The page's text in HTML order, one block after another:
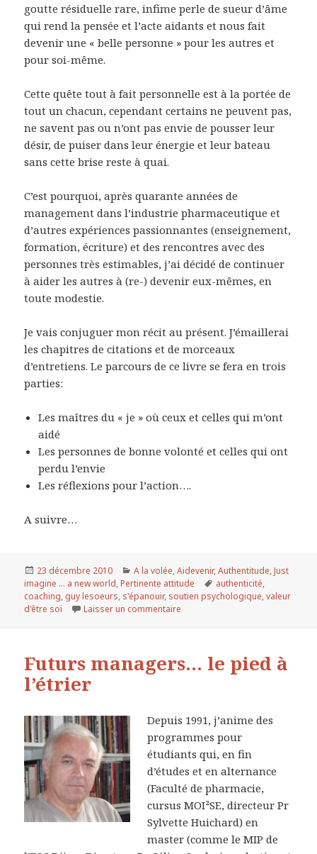
goutte résiduelle rare, infime perle de sueur d’âme
qui rend la pensée et l’acte aidants et nous fait
devenir une « belle personne » pour les autres et
pour soi-même.
Cette quête tout à fait personnelle est à la portée de
tout un chacun, cependant certains ne peuvent pas,
ne savent pas ou n’ont pas envie de pousser leur
désir, de puiser dans leur énergie et leur bateau
sans cette brise reste à quai.
C’est pourquoi, après quarante années de
management dans l’industrie pharmaceutique et
d’autres expériences passionnantes (enseignement,
formation, écriture) et des rencontres avec des
personnes très estimables, j’ai décidé de continuer
à aider les autres à (re-) devenir eux-mêmes, en
toute modestie.
Je vais conjuguer mon récit au présent. J’émaillerai
les chapitres de citations et de morceaux
d’entretiens. Le parcours de ce livre se fera en trois
parties:
Les maîtres du « je » où ceux et celles qui m’ont
aidé
Les personnes de bonne volonté et celles qui ont
perdu l’envie
Les réflexions pour l’action….
A suivre…
Publié
le
23 décembre 2010 Catégories
A la volée,Aidevenir,Authentitude,Just
imagine ... a new world,Pertinente attitude
Mots-
clés
authenticité,
coaching, guy lesoeurs, s'épanouir, soutien psychologique,valeur
d'être soi
Laisser un commentaire
Futurs managers… le pied à
l’étrier
Depuis 1991, j’anime des
programmes pour
étudiants qui, en fin
d’études et en alternance
(Faculté de pharmacie,
cursus MOI²SE, directeur Pr
Sylvette Huichard) en
master (comme le MIP de